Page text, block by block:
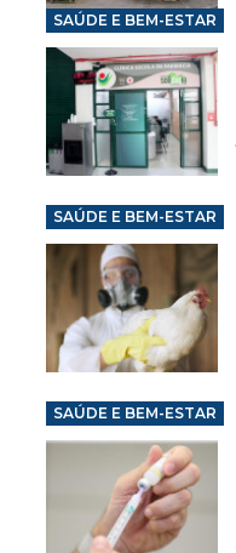
SAÚDE E BEM-ESTAR
SAÚDE E BEM-ESTAR
SAÚDE E BEM-ESTAR